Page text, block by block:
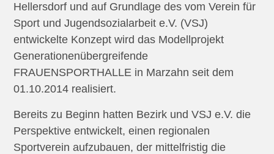
Hellersdorf und auf Grundlage des vom Verein für
Sport und Jugendsozialarbeit e.V. (VSJ)
entwickelte Konzept wird das Modellprojekt
Generationenübergreifende
FRAUENSPORTHALLE in Marzahn seit dem
01.10.2014 realisiert.
Bereits zu Beginn hatten Bezirk und VSJ e.V. die
Perspektive entwickelt, einen regionalen
Sportverein aufzubauen, der mittelfristig die